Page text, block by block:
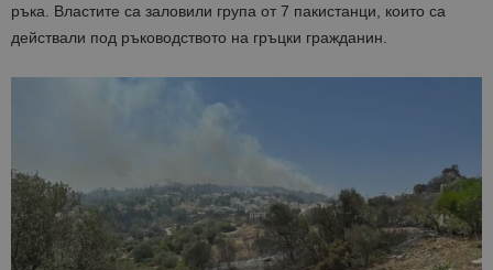
ръка. Властите са заловили група от 7 пакистанци, които са
действали под ръководството на гръцки гражданин.